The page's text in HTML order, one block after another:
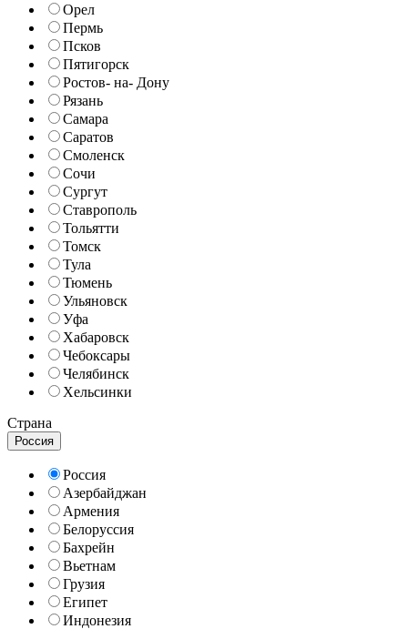
Орел
Пермь
Псков
Пятигорск
Ростов- на- Дону
Рязань
Самара
Саратов
Смоленск
Сочи
Сургут
Ставрополь
Тольятти
Томск
Тула
Тюмень
Ульяновск
Уфа
Хабаровск
Чебоксары
Челябинск
Хельсинки
Страна
Россия
Россия
Азербайджан
Армения
Белоруссия
Бахрейн
Вьетнам
Грузия
Египет
Индонезия